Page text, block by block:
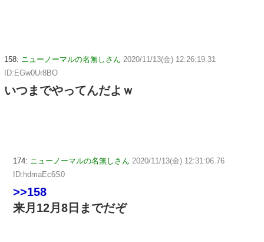
158: ニューノーマルの名無しさん 2020/11/13(金) 12:26:19.31
ID:EGw0Ur8BO
いつまでやってんだよｗ
174: ニューノーマルの名無しさん 2020/11/13(金) 12:31:06.76
ID:hdmaEc6S0
>>158
来月12月8日までだぞ